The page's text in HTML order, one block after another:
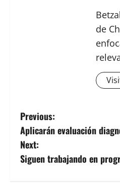
de
P
o
s
Previous:
Aplicarán evaluación
Next:
Siguen trabajando en